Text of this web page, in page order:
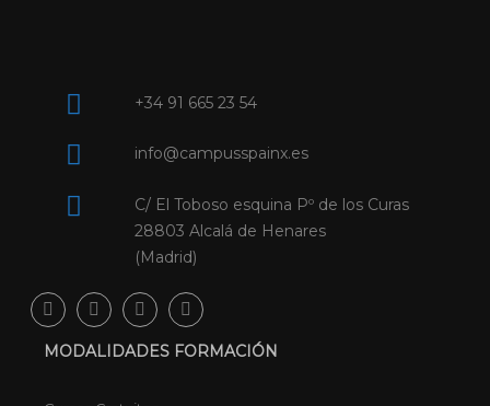
+34 91 665 23 54
info@campusspainx.es
C/ El Toboso esquina Pº de los Curas
28803 Alcalá de Henares
(Madrid)
MODALIDADES FORMACIÓN